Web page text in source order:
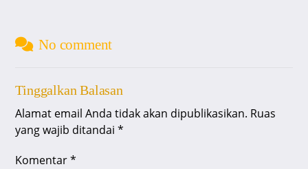
No comment
Tinggalkan Balasan
Alamat email Anda tidak akan dipublikasikan. Ruas
yang wajib ditandai*
Komentar*